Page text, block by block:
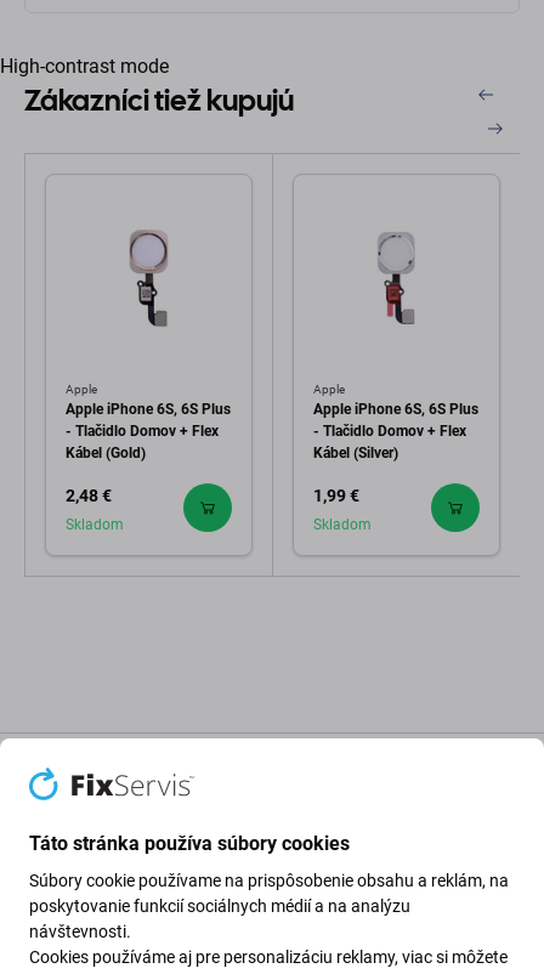
High-contrast mode
Zákazníci tiež kupujú
Apple
Apple iPhone 6S, 6S Plus
- Tlačidlo Domov + Flex
Kábel (Gold)
2,48 €
Skladom
Apple
Apple iPhone 6S, 6S Plus
- Tlačidlo Domov + Flex
Kábel (Silver)
1,99 €
Skladom
Tlačidlo Domov + Flex kábel pre Apple
iPhone 6S
Táto stránka používa súbory cookies
Súbory cookie používame na prispôsobenie obsahu a reklám, na
poskytovanie funkcií sociálnych médií a na analýzu
návštevnosti.
Cookies používáme aj pre personalizáciu reklamy, viac si môžete